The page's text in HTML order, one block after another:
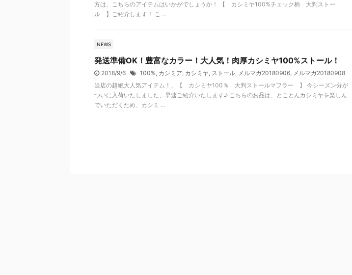
方は、こちらのアイテムはいかがでしょうか！ 【 カシミヤ100%チェック柄 大判ストー
ル 】ご紹介します！ こ ...
NEWS
発送準備OK！豊富なカラー！大人気！肉厚カシミヤ100%ストール！
2018/9/6 100%, カシミア, カシミヤ, ストール, メルマガ20180906, メルマガ20180908
当店の超絶大人気アイテム！、【 カシミヤ100％ 大判ストールマフラー 】 今シーズン分が
ついに入荷いたしました、早速ご紹介いたします♪ こちらのお品は、とことんカシミヤを楽しん
でいただくため、カシミ ...